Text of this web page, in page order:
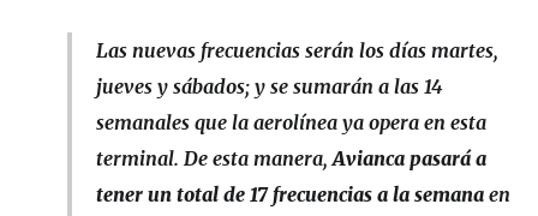
Las nuevas frecuencias serán los días martes,
jueves y sábados; y se sumarán a las 14
semanales que la aerolínea ya opera en esta
terminal. De esta manera,Avianca pasará a
tener un total de 17 frecuencias a la semana en